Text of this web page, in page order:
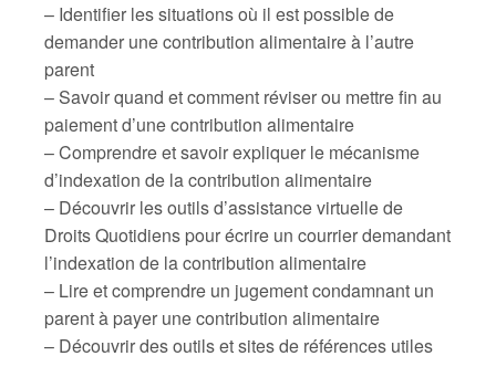
– Identifier les situations où il est possible de
demander une contribution alimentaire à l’autre
parent
– Savoir quand et comment réviser ou mettre fin au
paiement d’une contribution alimentaire
– Comprendre et savoir expliquer le mécanisme
d’indexation de la contribution alimentaire
– Découvrir les outils d’assistance virtuelle de
Droits Quotidiens pour écrire un courrier demandant
l’indexation de la contribution alimentaire
– Lire et comprendre un jugement condamnant un
parent à payer une contribution alimentaire
– Découvrir des outils et sites de références utiles